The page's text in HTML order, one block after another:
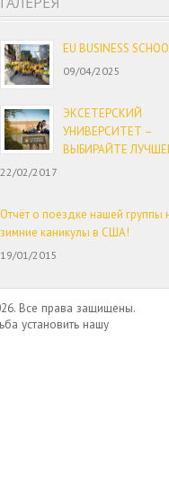
EU BUSINESS
09/04/2025
ЭКСЕТЕРСКИЙ
УНИВЕРСИТЕТ –
ВЫБИРАЙТЕ
22/02/2017
Отчёт о поездке нашей группы
зимние каникулы в США!
19/01/2015
Все права защищены.
установить нашу